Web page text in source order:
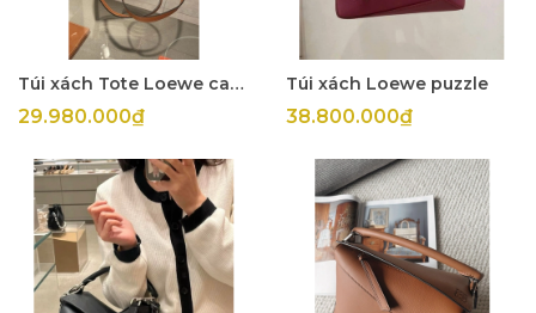
Túi xách Tote Loewe canvas
29.980.000₫
Túi xách Loewe puzzle
38.800.000₫